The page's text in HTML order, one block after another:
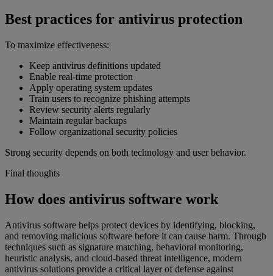
Best practices for antivirus protection
To maximize effectiveness:
Keep antivirus definitions updated
Enable real-time protection
Apply operating system updates
Train users to recognize phishing attempts
Review security alerts regularly
Maintain regular backups
Follow organizational security policies
Strong security depends on both technology and user behavior.
Final thoughts
How does antivirus software work
Antivirus software helps protect devices by identifying, blocking,
and removing malicious software before it can cause harm. Through
techniques such as signature matching, behavioral monitoring,
heuristic analysis, and cloud-based threat intelligence, modern
antivirus solutions provide a critical layer of defense against